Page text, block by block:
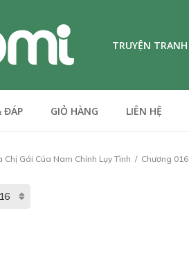
TRUYỆN TRANH
ĐÁP GIỎ HÀNG LIÊN HỆ
Chị Gái Của Nam Chính Lụy Tình Chương 016